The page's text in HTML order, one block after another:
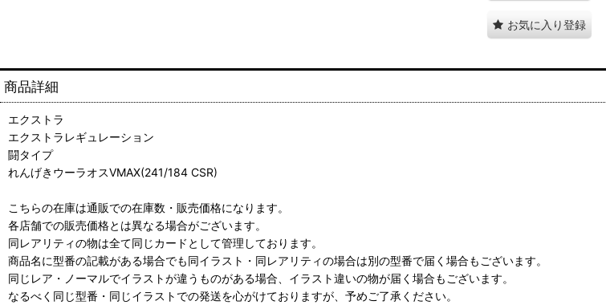
お気に入り登録
商品詳細
エクストラ
エクストラレギュレーション
闘タイプ
れんげきウーラオスVMAX(241/184 CSR)
こちらの在庫は通販での在庫数・販売価格になります。
各店舗での販売価格とは異なる場合がございます。
同レアリティの物は全て同じカードとして管理しております。
商品名に型番の記載がある場合でも同イラスト・同レアリティの場合は別の型番で届く場合もございます。
同じレア・ノーマルでイラストが違うものがある場合、イラスト違いの物が届く場合もございます。
なるべく同じ型番・同じイラストでの発送を心がけておりますが、予めご了承ください。